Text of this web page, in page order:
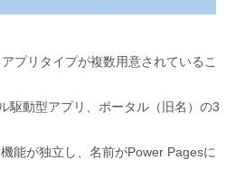
プリタイプが複数用意されているこ
駆動型アプリ、ポータル（旧名）の3
能が独立し、名前がPower Pagesに